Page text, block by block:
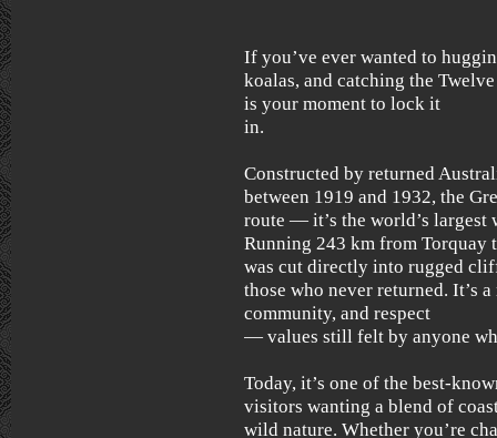
If you’ve ever wanted to
koalas, and catching the
is your moment to lock it
in.
Constructed by returned
between 1919 and 1932, the
route — it’s the world’s largest
Running 243 km from Torquay
was cut directly into rugged
those who never returned. It’s
community, and respect
— values still felt by anyone
Today, it’s one of the best-
visitors wanting a blend of
wild nature. Whether you’re